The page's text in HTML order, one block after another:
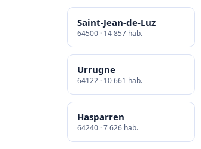
Saint-Jean-de-Luz
64500 · 14 857 hab.
Urrugne
64122 · 10 661 hab.
Hasparren
64240 · 7 626 hab.